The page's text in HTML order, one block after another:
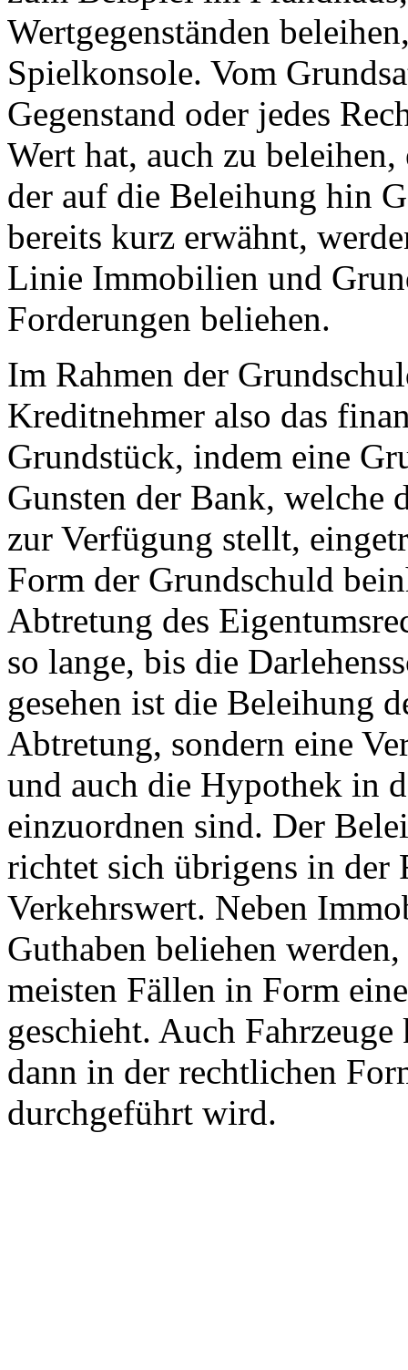
Wertgegenständen
Spielkonsole. Vom
Gegenstand oder jedes
Wert hat, auch zu
der auf die Beleihung hin
bereits kurz erwähnt,
Linie Immobilien und
Forderungen beliehen.
Im Rahmen der
Kreditnehmer also das
Grundstück, indem eine
Gunsten der Bank, welche
zur Verfügung stellt,
Form der Grundschuld
Abtretung des
so lange, bis die
gesehen ist die Beleihung
Abtretung, sondern eine
und auch die Hypothek in
einzuordnen sind. Der
richtet sich übrigens in der
Verkehrswert. Neben
Guthaben beliehen
meisten Fällen in Form
geschieht. Auch
dann in der rechtlichen
durchgeführt wird.